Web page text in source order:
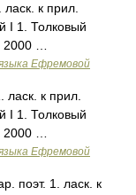
к прил.
I 1. Толковый
…
Ефремовой
к прил.
I 1. Толковый
…
Ефремовой
поэт. 1. ласк. к